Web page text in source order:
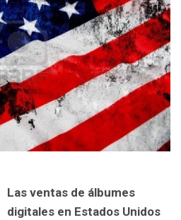
Las ventas de álbumes
digitales en Estados Unidos